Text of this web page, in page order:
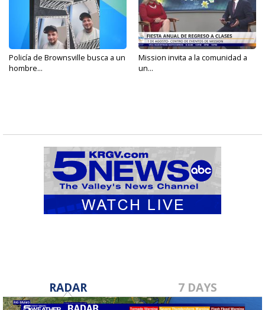
Policía de Brownsville busca a un
hombre...
Mission invita a la comunidad a
un...
RADAR 7 DAYS